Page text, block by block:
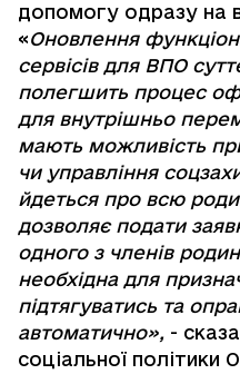
допомогу одразу на
«Оновлення
сервісів для ВПО
полегшить процес
для внутрішньо
мають можливість
чи управління
йдеться про всю
дозволяє подати
одного з членів
необхідна для
підтягуватись та
автоматично», -
соціальної політики